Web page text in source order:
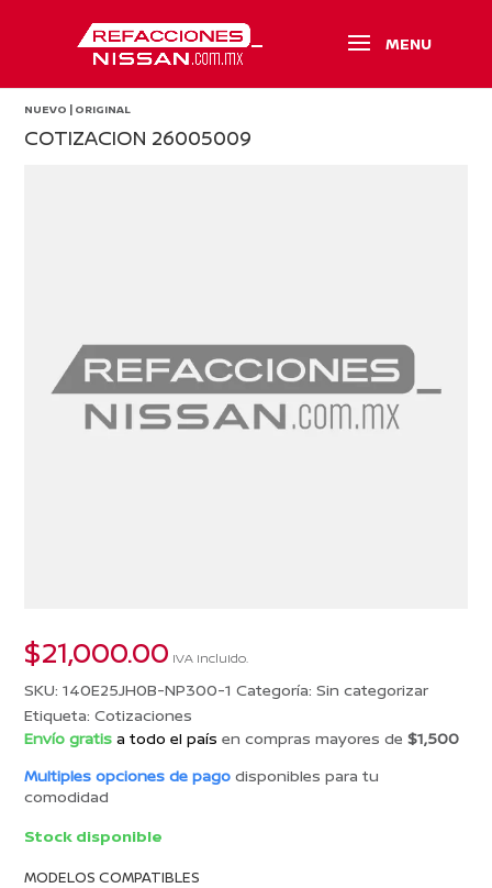
NUEVO | ORIGINAL
COTIZACION 26005009
$21,000.00 IVA incluido.
SKU:140E25JH0B-NP300-1 Categoría:Sin categorizar
Etiqueta:Cotizaciones
Envío gratis a todo el paísen compras mayores de$1,500
Multiples opciones de pagodisponibles para tu
comodidad
Stock disponible
MODELOS COMPATIBLES